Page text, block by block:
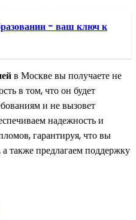
- ваш ключ к
в Москве вы получаете не
в том, что он будет
и не вызовет
надежность и
гарантируя, что вы
также предлагаем поддержку